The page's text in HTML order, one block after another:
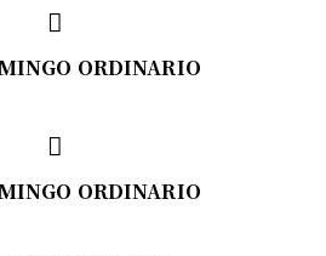
ORDINARIO
ORDINARIO